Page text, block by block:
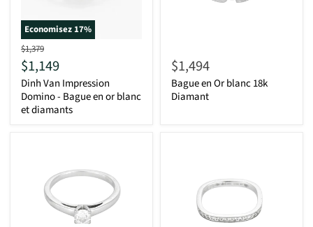
Economisez 17%
D'origine
$1,379
Actuel
$1,149
Dinh Van Impression
Domino - Bague en or blanc
et diamants
$1,494
Bague en Or blanc 18k
Diamant